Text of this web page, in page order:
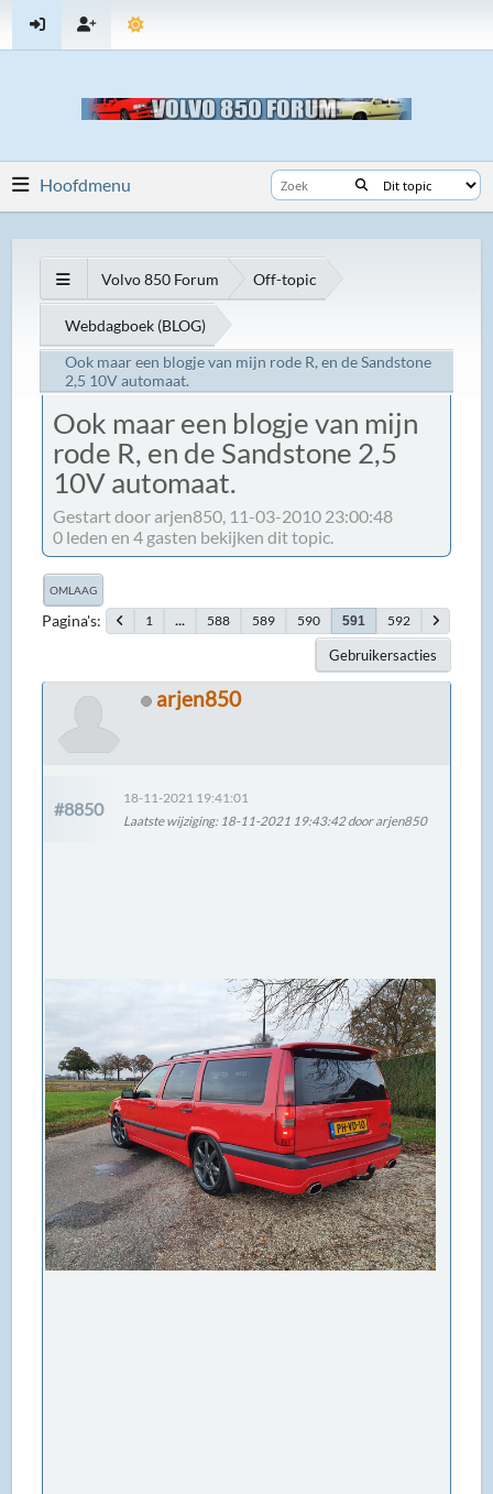
Hoofdmenu
Volvo 850 Forum Off-topic
Webdagboek (BLOG)
Ook maar een blogje van mijn rode R, en de Sandstone
2,5 10V automaat.
Ook maar een blogje van mijn
rode R, en de Sandstone 2,5
10V automaat.
Gestart door arjen850, 11-03-2010 23:00:48
0 leden en 4 gasten bekijken dit topic.
OMLAAG
Pagina's 1 ... 588 589 590 591 592
Gebruikersacties
arjen850
#8850
18-11-2021 19:41:01
Laatste wijziging: 18-11-2021 19:43:42 door arjen850